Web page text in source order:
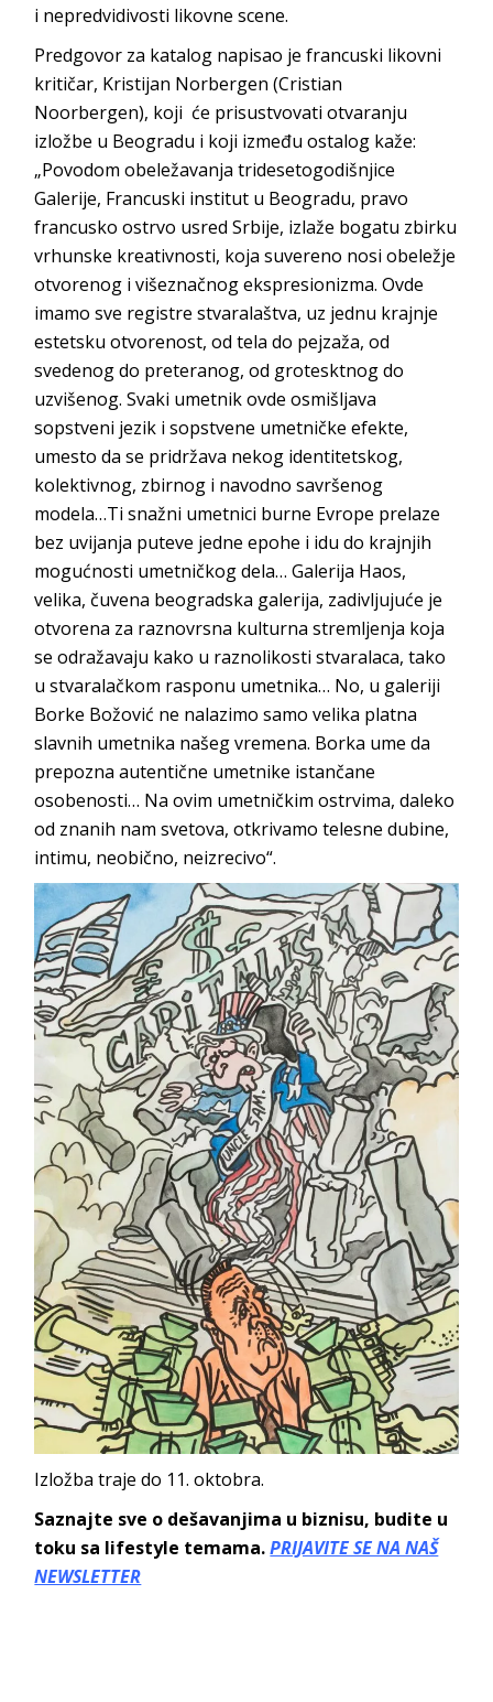
i nepredvidivosti likovne scene.
Predgovor za katalog napisao je francuski likovni
kritičar, Kristijan Norbergen (Cristian
Noorbergen), koji će prisustvovati otvaranju
izložbe u Beogradu i koji između ostalog kaže:
„Povodom obeležavanja tridesetogodišnjice
Galerije, Francuski institut u Beogradu, pravo
francusko ostrvo usred Srbije, izlaže bogatu zbirku
vrhunske kreativnosti, koja suvereno nosi obeležje
otvorenog i višeznačnog ekspresionizma. Ovde
imamo sve registre stvaralaštva, uz jednu krajnje
estetsku otvorenost, od tela do pejzaža, od
svedenog do preteranog, od grotesktnog do
uzvišenog. Svaki umetnik ovde osmišljava
sopstveni jezik i sopstvene umetničke efekte,
umesto da se pridržava nekog identitetskog,
kolektivnog, zbirnog i navodno savršenog
modela…Ti snažni umetnici burne Evrope prelaze
bez uvijanja puteve jedne epohe i idu do krajnjih
mogućnosti umetničkog dela… Galerija Haos,
velika, čuvena beogradska galerija, zadivljujuće je
otvorena za raznovrsna kulturna stremljenja koja
se odražavaju kako u raznolikosti stvaralaca, tako
u stvaralačkom rasponu umetnika… No, u galeriji
Borke Božović ne nalazimo samo velika platna
slavnih umetnika našeg vremena. Borka ume da
prepozna autentične umetnike istančane
osobenosti… Na ovim umetničkim ostrvima, daleko
od znanih nam svetova, otkrivamo telesne dubine,
intimu, neobično, neizrecivo“.
Izložba traje do 11. oktobra.
Saznajte sve o dešavanjima u biznisu, budite u
toku sa lifestyle temama.PRIJAVITE SE NA NAŠ
NEWSLETTER